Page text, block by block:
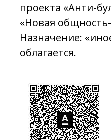
проекта «Анти-
«Новая
Назначение:
облагается.